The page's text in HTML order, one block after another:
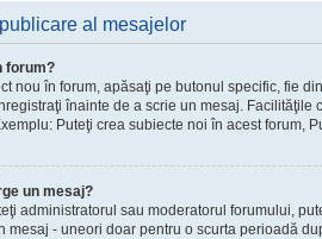
al mesajelor
forum?
nou în forum, apăsaţi pe butonul specific, fie
înainte de a scrie un mesaj. Facilităţile
Puteţi crea subiecte noi în acest forum,
un mesaj?
administratorul sau moderatorul forumului,
mesaj - uneori doar pentru o scurta perioadă